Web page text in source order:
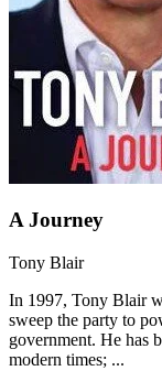
A Journey
Tony Blair
In 1997, Tony Blair
sweep the party to
government. He has
modern times; ...